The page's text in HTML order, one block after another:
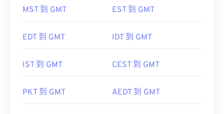
MST 到 GMT EST 到 GMT
EDT 到 GMT IDT 到 GMT
IST 到 GMT CEST 到 GMT
PKT 到 GMT AEDT 到 GMT